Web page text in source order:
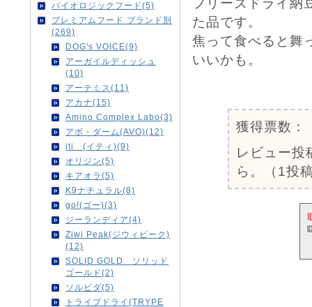
バイオロジックフード(5)
プレミアムフード ブランド別
(269)
DOG's VOICE(9)
アーガイルディッシュ
(10)
アーテミス(11)
アカナ(15)
Amino Complex Labo(3)
アボ・ダーム(AVO)(12)
iti (イティ)(9)
オリジン(5)
キアオラ(5)
K9ナチュラル(8)
go!(ゴー)(3)
ジーランディア(4)
Ziwi Peak(ジウィピーク)
(12)
SOLID GOLD ソリッド
ゴールド(2)
ソルビダ(5)
トライプドライ(TRYPE
フリーズドライ納
た品です。
焦って食べると舞
いいかも。
獲得票数：
レビュー投
ら。（1投